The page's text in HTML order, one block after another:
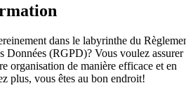
dans le labyrinthe du
Données (RGPD)? Vous voulez assurer
organisation de manière efficace et en
plus, vous êtes au bon endroit!